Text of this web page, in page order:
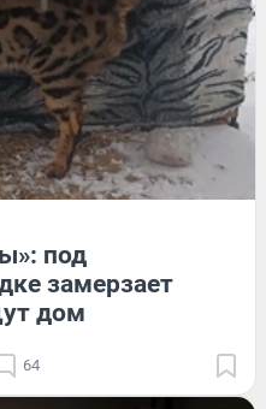
под
замерзает
дом
64